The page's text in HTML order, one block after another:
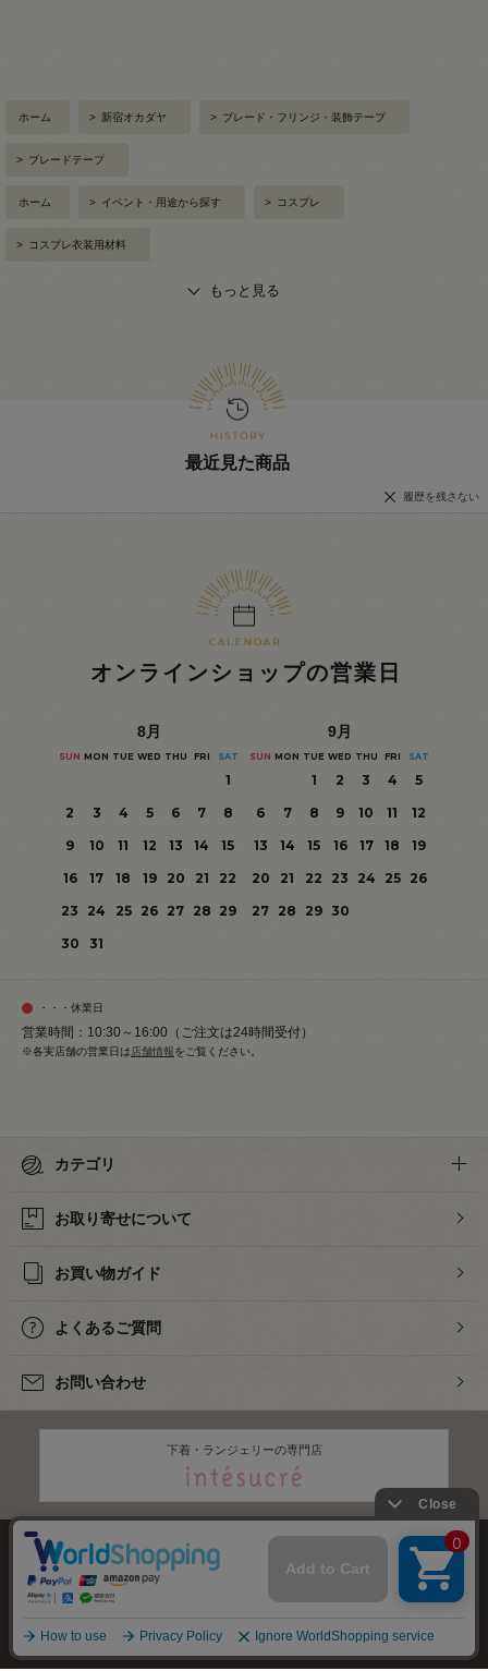
ホーム > 新宿オカダヤ > ブレード・フリンジ・装飾テープ
> ブレードテープ
ホーム > イベント・用途から探す > コスプレ
> コスプレ衣装用材料
もっと見る
最近見た商品
履歴を残さない
オンラインショップの営業日
8月
SUN MON TUE WED THU FRI SAT
1
2
3 4 5 6 7
8
9
10 11 12 13 14
15
16
17 18 19 20 21
22
23
24 25 26 27 28 29
30
31
9月
SUN MON TUE WED THU FRI SAT
1 2 3 4
5
6
7 8 9 10 11
12
13
14 15 16 17 18
19
20
21 22 23 24 25
26
27 28 29 30
・・・休業日
営業時間：10:30～16:00（ご注文は24時間受付）
※各実店舗の営業日は 店舗情報をご覧ください。
カテゴリ
お取り寄せについて
お買い物ガイド
よくあるご質問
お問い合わせ
下着・ランジェリーの専門店
株式会社オカダヤ
特定商取引法に基づく表記 プライバシーポリシー サイトマップ
2012-2026OKADAYA CO.,LTD.